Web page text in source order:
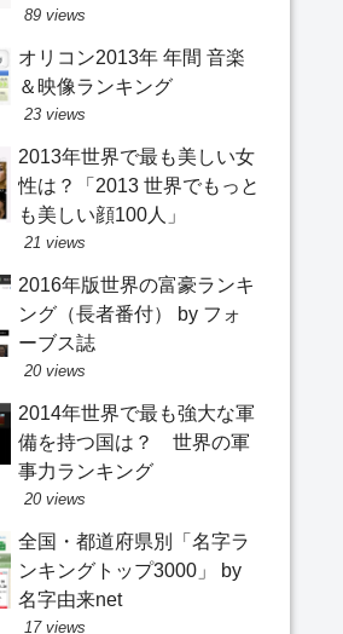
89 views
オリコン2013年 年間 音楽
＆映像ランキング
23 views
2013年世界で最も美しい女
性は？「2013 世界でもっと
も美しい顔100人」
21 views
2016年版世界の富豪ランキ
ング（長者番付） by フォ
ーブス誌
20 views
2014年世界で最も強大な軍
備を持つ国は？ 世界の軍
事力ランキング
20 views
全国・都道府県別「名字ラ
ンキングトップ3000」 by
名字由来net
17 views